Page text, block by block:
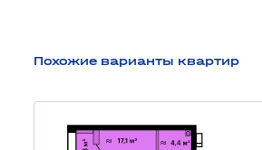
Похожие варианты квартир